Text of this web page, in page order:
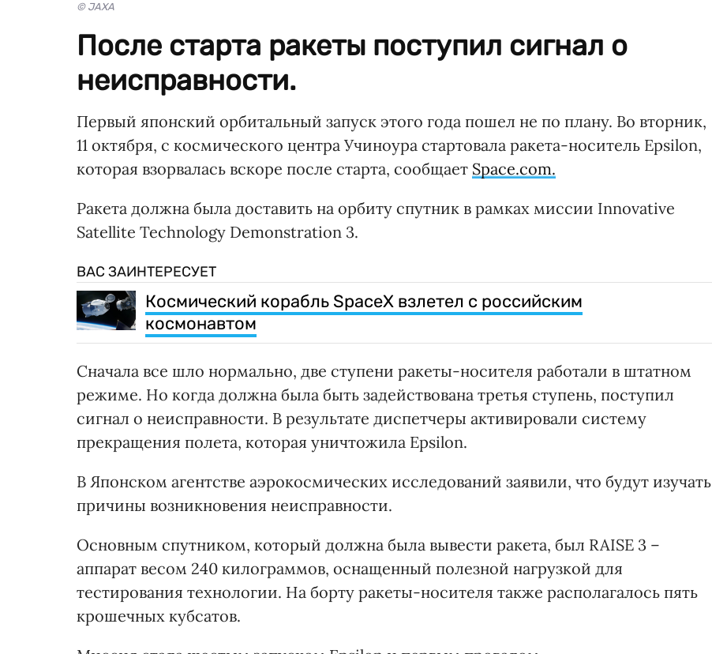
© JAXA
После старта ракеты поступил сигнал о
неисправности.
Первый японский орбитальный запуск этого года пошел не по плану. Во вторник,
11 октября, с космического центра Учиноура стартовала ракета-носитель Epsilon,
которая взорвалась вскоре после старта, сообщает Space.com.
Ракета должна была доставить на орбиту спутник в рамках миссии Innovative
Satellite Technology Demonstration 3.
ВАС ЗАИНТЕРЕСУЕТ
Космический корабль SpaceX взлетел с российским
космонавтом
Сначала все шло нормально, две ступени ракеты-носителя работали в штатном
режиме. Но когда должна была быть задействована третья ступень, поступил
сигнал о неисправности. В результате диспетчеры активировали систему
прекращения полета, которая уничтожила Epsilon.
В Японском агентстве аэрокосмических исследований заявили, что будут изучать
причины возникновения неисправности.
Основным спутником, который должна была вывести ракета, был RAISE 3 –
аппарат весом 240 килограммов, оснащенный полезной нагрузкой для
тестирования технологии. На борту ракеты-носителя также располагалось пять
крошечных кубсатов.